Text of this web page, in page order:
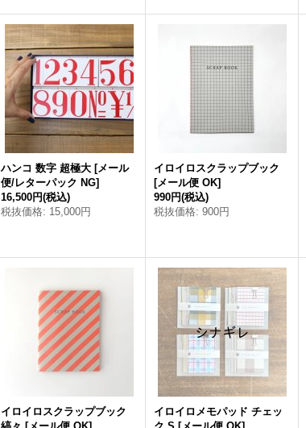
ハンコ 数字 超極大 [メール
便/レターパック NG]
16,500円(税込)
税抜価格: 15,000円
イロイロスクラップブック
[メール便 OK]
990円(税込)
税抜価格: 900円
イロイロスクラップブック
イロイロメモパッド チェッ